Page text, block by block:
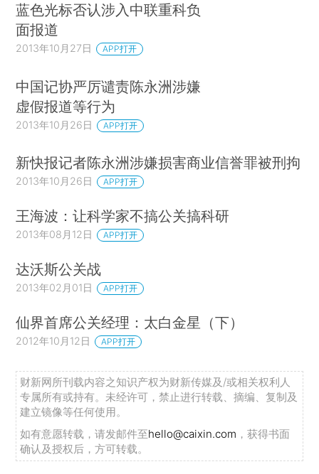
蓝色光标否认涉入中联重科负
面报道
2013年10月27日 APP打开
中国记协严厉谴责陈永洲涉嫌
虚假报道等行为
2013年10月26日 APP打开
新快报记者陈永洲涉嫌损害商业信誉罪被刑拘
2013年10月26日 APP打开
王海波：让科学家不搞公关搞科研
2013年08月12日 APP打开
达沃斯公关战
2013年02月01日 APP打开
仙界首席公关经理：太白金星（下）
2012年10月12日 APP打开
财新网所刊载内容之知识产权为财新传媒及/或相关权利人
专属所有或持有。未经许可，禁止进行转载、摘编、复制及
建立镜像等任何使用。
如有意愿转载，请发邮件至hello@caixin.com ，获得书面
确认及授权后，方可转载。